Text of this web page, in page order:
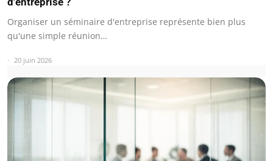
Organiser un séminaire d'entreprise représente bien plus
qu'une simple réunion…
20 juin 2026